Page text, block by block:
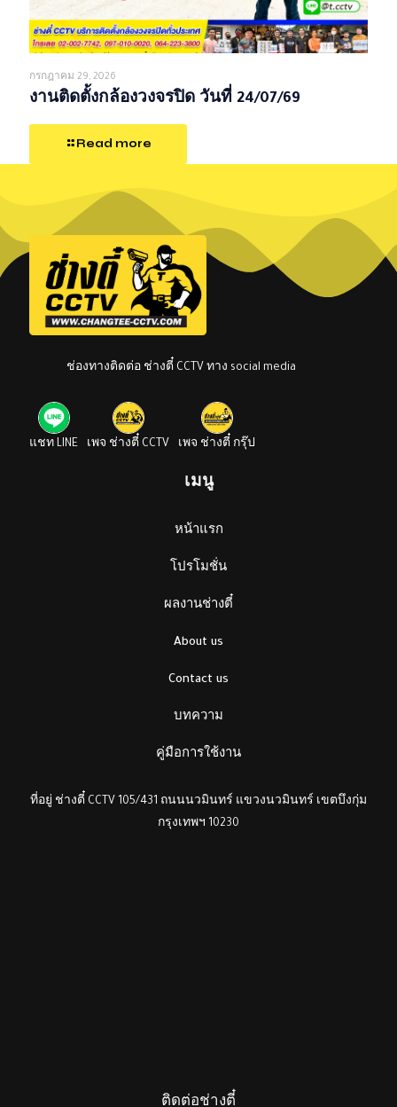
กรกฎาคม 29, 2026
งานติดตั้งกล้องวงจรปิด วันที่ 24/07/69
Read more
ช่องทางติดต่อ ช่างตี๋ CCTV ทาง social media
แชท LINE เพจ ช่างตี๋ CCTV เพจ ช่างตี๋ กรุ๊ป
เมนู
หน้าแรก
โปรโมชั่น
ผลงานช่างตี๋
About us
Contact us
บทความ
คู่มือการใช้งาน
ที่อยู่ ช่างตี๋ CCTV 105/431 ถนนนวมินทร์ แขวงนวมินทร์ เขตบึงกุ่ม
กรุงเทพฯ 10230
ติดต่อช่างตี๋